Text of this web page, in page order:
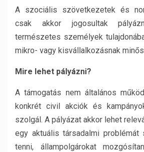
A szociális szövetkezetek és
csak akkor jogosultak
természetes személyek
mikro- vagy kisvállalkozásnak
Mire lehet pályázni?
A támogatás nem általános
konkrét civil akciók és
szolgál. A pályázat akkor lehet
egy aktuális társadalmi problémát
tenni, állampolgárokat